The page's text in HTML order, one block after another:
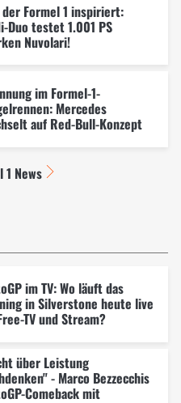
der Formel 1 inspiriert:
Duo testet 1.001 PS
Nuvolari!
im Formel-1-
Mercedes
auf Red-Bull-Konzept
News
im TV: Wo läuft das
in Silverstone heute live
TV und Stream?
über Leistung
- Marco Bezzecchis
Comeback mit